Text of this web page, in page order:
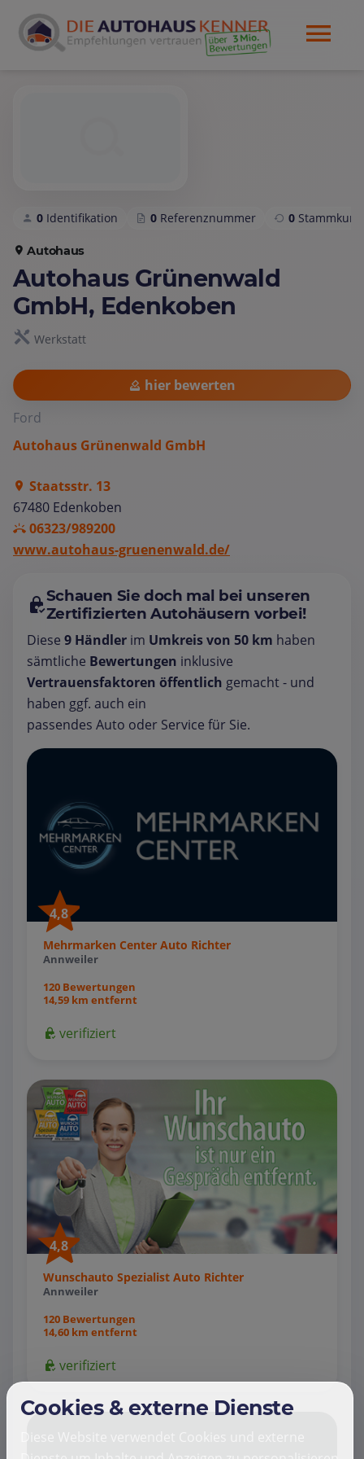
0 Identifikation 0 Referenznummer 0
Autohaus
Autohaus Grünenwald
GmbH, Edenkoben
Werkstatt
hier bewerten
Ford
Autohaus Grünenwald GmbH
Staatsstr. 13
67480 Edenkoben
06323/989200
www.autohaus-gruenenwald.de/
Schauen Sie doch mal bei unseren
Zertifizierten Autohäusern vorbei!
Diese 9 Händler im Umkreis von 50 km haben
sämtliche Bewertungen inklusive
Vertrauensfaktoren öffentlich gemacht - und
haben ggf. auch ein
passendes Auto oder Service für Sie.
4,8
Mehrmarken Center Auto Richter
Annweiler
120 Bewertungen
14,59 km entfernt
verifiziert
4,8
Wunschauto Spezialist Auto Richter
Annweiler
120 Bewertungen
14,60 km entfernt
verifiziert
Cookies & externe Dienste